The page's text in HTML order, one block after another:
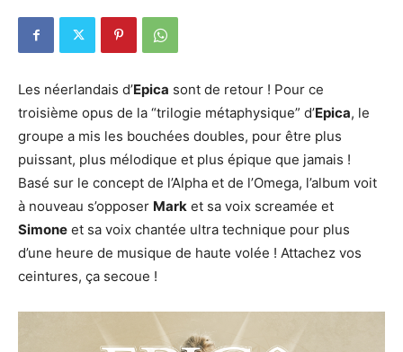
Les néerlandais d’Epica sont de retour ! Pour ce
troisième opus de la “trilogie métaphysique” d’Epica, le
groupe a mis les bouchées doubles, pour être plus
puissant, plus mélodique et plus épique que jamais !
Basé sur le concept de l’Alpha et de l’Omega, l’album voit
à nouveau s’opposer Mark et sa voix screamée et
Simone et sa voix chantée ultra technique pour plus
d’une heure de musique de haute volée ! Attachez vos
ceintures, ça secoue !